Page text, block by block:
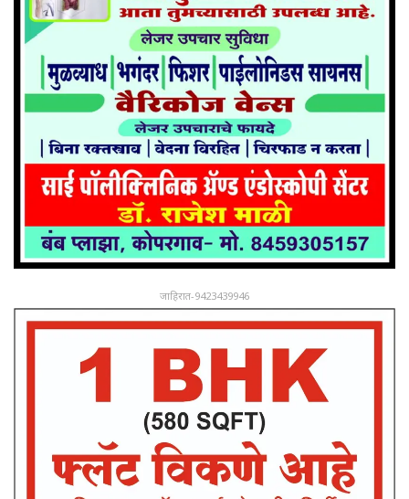
जाहिरात-9423439946